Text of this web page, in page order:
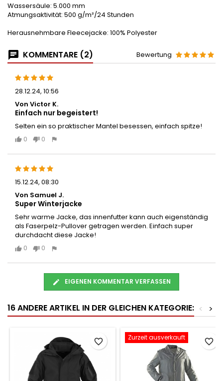
Wassersäule: 5.000 mm
Atmungsaktivität: 500 g/m²/24 Stunden
Herausnehmbare Fleecejacke: 100% Polyester
KOMMENTARE (2) Bewertung
28.12.24, 10:56
Von Victor K.
Einfach nur begeistert!
Selten ein so praktischer Mantel besessen, einfach spitze!
0
0
15.12.24, 08:30
Von Samuel J.
Super Winterjacke
Sehr warme Jacke, das innenfutter kann auch eigenständig
als Faserpelz-Pullover getragen werden. Einfach super
durchdacht diese Jacke!
0
0
EIGENEN KOMMENTAR VERFASSEN
16 ANDERE ARTIKEL IN DER GLEICHEN KATEGORIE: >
<
favorite_border Zurzeit ausverkauft favorite_border